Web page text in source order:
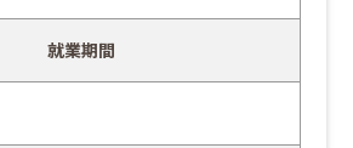
就業期間